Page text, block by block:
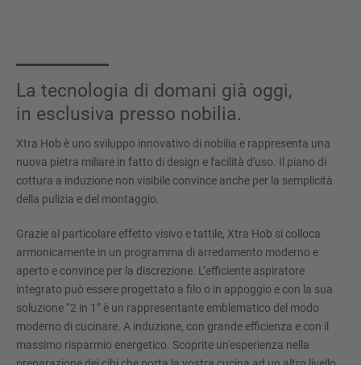
La tecnologia di domani già oggi,
in esclusiva presso nobilia.
Xtra Hob è uno sviluppo innovativo di nobilia e rappresenta una
nuova pietra miliare in fatto di design e facilità d'uso. Il piano di
cottura a induzione non visibile convince anche per la semplicità
della pulizia e del montaggio.
Grazie al particolare effetto visivo e tattile, Xtra Hob si colloca
armonicamente in un programma di arredamento moderno e
aperto e convince per la discrezione. L’efficiente aspiratore
integrato può essere progettato a filo o in appoggio e con la sua
soluzione “2 in 1” è un rappresentante emblematico del modo
moderno di cucinare. A induzione, con grande efficienza e con il
massimo risparmio energetico. Scoprite un'esperienza nella